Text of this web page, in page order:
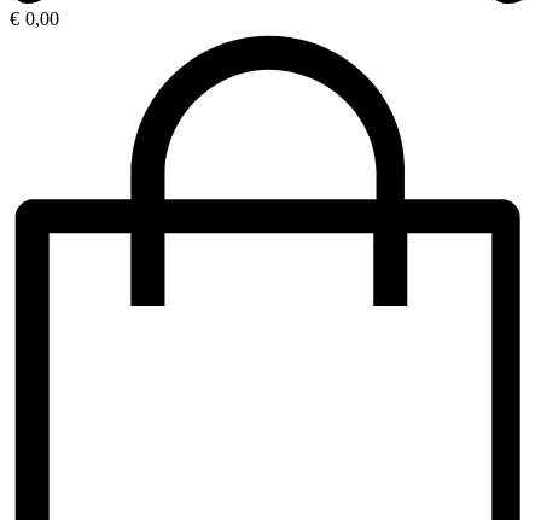
€ 0,00